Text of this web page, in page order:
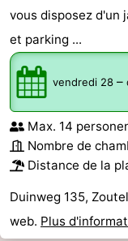
-
Stationnement
Adresses
Médicales
Région
Zeeland
Schouwen-
Duiveland
-
Renesse
vous disposez d'un
et parking ...
vendredi 28 –
Max. 14
Nombre de
Distance de la
Duinweg 135,
web. Plus